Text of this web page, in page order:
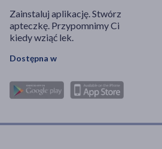
Zainstaluj aplikację. Stwórz
apteczkę. Przypomnimy Ci
kiedy wziąć lek.
Dostępna w